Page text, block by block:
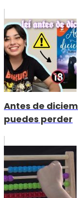
Antes de
puedes perder